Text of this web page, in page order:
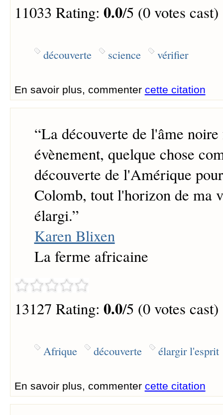
11033 Rating: 0.0/5 (0 votes cast)
découverte science vérifier
En savoir plus, commenter cette citation
“La découverte de l'âme
évènement, quelque chose
découverte de l'Amérique
Colomb, tout l'horizon de ma
élargi.”
Karen Blixen
La ferme africaine
13127 Rating: 0.0/5 (0 votes cast)
Afrique découverte élargir l'esprit
En savoir plus, commenter cette citation